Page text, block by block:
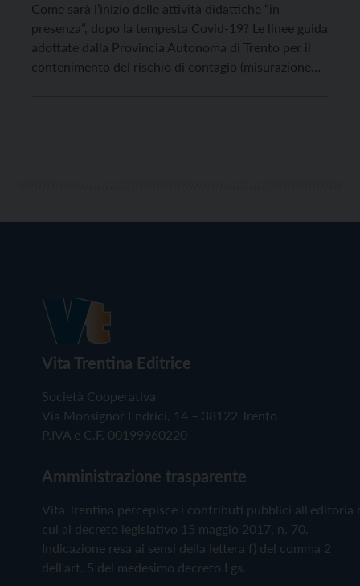
Come sarà l’inizio delle attività didattiche “in
presenza”, dopo la tempesta Covid-19? Le linee guida
adottate dalla Provincia Autonoma di Trento per il
contenimento del rischio di contagio (misurazione
Vita Trentina Editrice
Società Cooperativa
Via Monsignor Endrici, 14 – 38122 Trento
P.IVA e C.F. 00199960220
Amministrazione trasparente
Vita Trentina percepisce i contributi pubblici all'editoria
cui al decreto legislativo 15 maggio 2017, n. 70.
Indicazione resa ai sensi della lettera f) del comma 2
dell'art. 5 del medesimo decreto Lgs.